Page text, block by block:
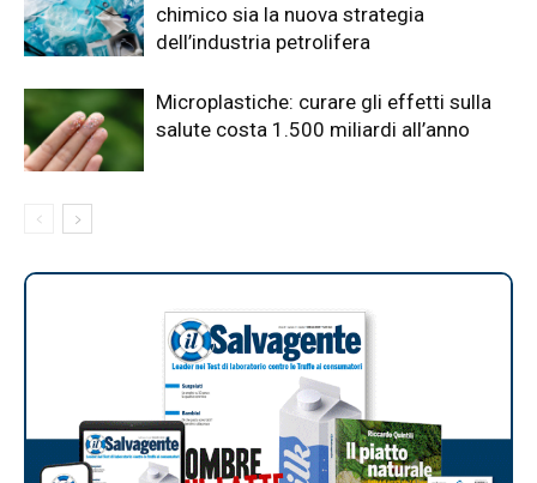
chimico sia la nuova strategia
dell’industria petrolifera
Microplastiche: curare gli effetti sulla
salute costa 1.500 miliardi all’anno